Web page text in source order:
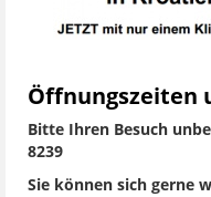
Öffnungszeiten
Bitte Ihren Besuch
8239
Sie können sich gerne